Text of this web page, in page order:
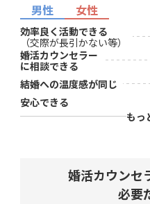
男性 女性
効率良く活動できる
（交際が長引かない等）
婚活カウンセラー
に相談できる
結婚への温度感が同じ
安心できる
（独身証明書の提出が必須）
プロフィールが
充実している
もっ
婚活カウンセ
必要